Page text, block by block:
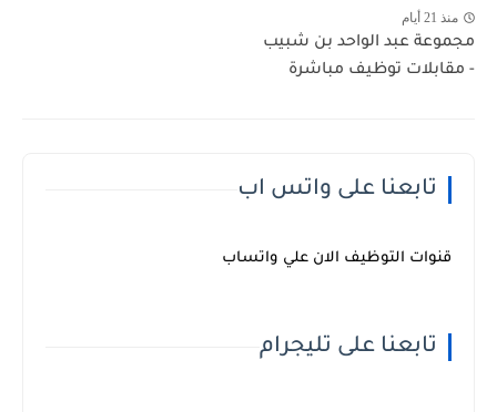
منذ 21 أيام
مجموعة عبد الواحد بن شبيب
- مقابلات توظيف مباشرة
تابعنا على واتس اب
قنوات التوظيف الان علي واتساب
تابعنا على تليجرام